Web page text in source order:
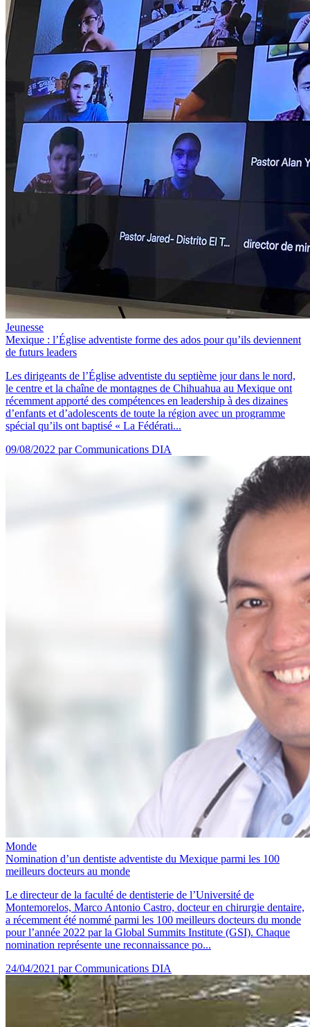
Jeunesse
Mexique : l’Église adventiste forme des ados pour qu’ils deviennent
de futurs leaders
Les dirigeants de l’Église adventiste du septième jour dans le nord,
le centre et la chaîne de montagnes de Chihuahua au Mexique ont
récemment apporté des compétences en leadership à des dizaines
d’enfants et d’adolescents de toute la région avec un programme
spécial qu’ils ont baptisé « La Fédérati...
09/08/2022 par Communications DIA
Monde
Nomination d’un dentiste adventiste du Mexique parmi les 100
meilleurs docteurs au monde
Le directeur de la faculté de dentisterie de l’Université de
Montemorelos, Marco Antonio Castro, docteur en chirurgie dentaire,
a récemment été nommé parmi les 100 meilleurs docteurs du monde
pour l’année 2022 par la Global Summits Institute (GSI). Chaque
nomination représente une reconnaissance po...
24/04/2021 par Communications DIA